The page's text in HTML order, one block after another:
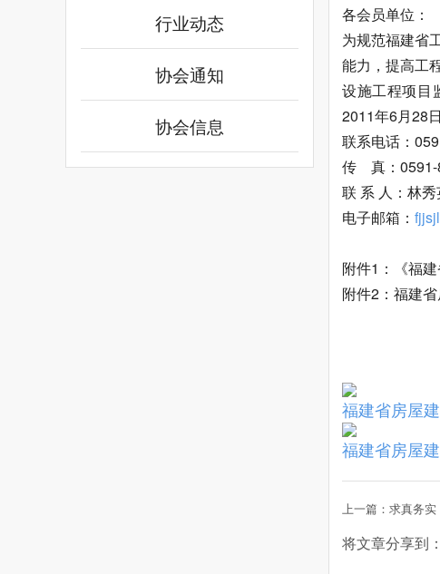
行业动态
协会通知
协会信息
各会员单位：
为规范福建省
能力，提高工
设施工程项目
2011年6月28
联系电话：
传 真：0591-
联 系 人：林
电子邮箱：
附件1：《福
附件2：福建
福建省房屋
福建省房屋
上一篇：求真务
将文章分享到：